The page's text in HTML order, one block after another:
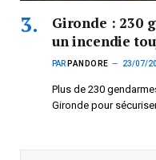
Gironde : 230
un incendie
PAR PANDORE 23/07/
Plus de 230
Gironde pour